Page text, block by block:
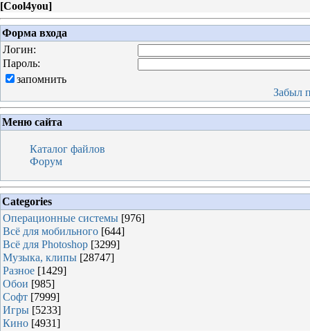
[Cool4you]
Форма входа
Логин:
Пароль:
запомнить
Забыл
Меню сайта
Каталог файлов
Форум
Categories
Операционные системы [976]
Всё для мобильного [644]
Всё для Photoshop [3299]
Музыка, клипы [28747]
Разное [1429]
Обои [985]
Софт [7999]
Игры [5233]
Кино [4931]